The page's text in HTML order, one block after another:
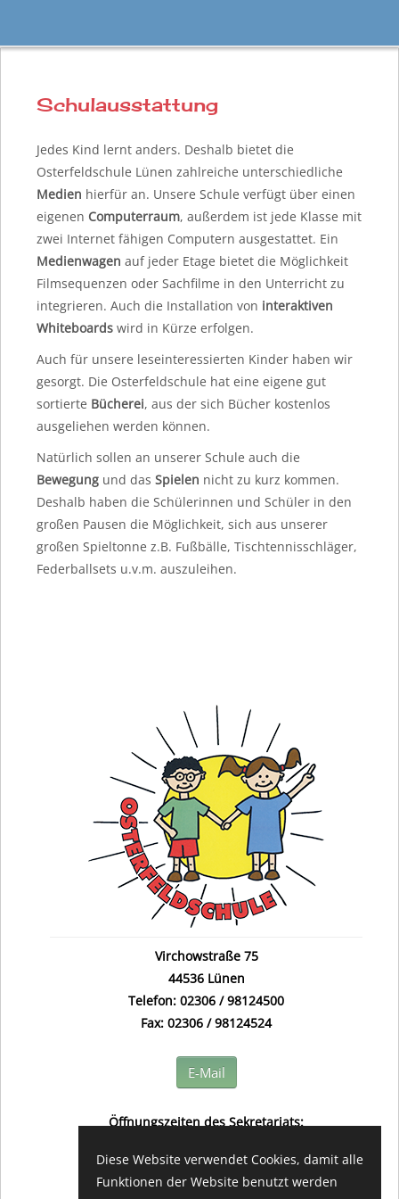
Schulausstattung
Jedes Kind lernt anders. Deshalb bietet die
Osterfeldschule Lünen zahlreiche unterschiedliche
Medien hierfür an. Unsere Schule verfügt über einen
eigenen Computerraum, außerdem ist jede Klasse mit
zwei Internet fähigen Computern ausgestattet. Ein
Medienwagen auf jeder Etage bietet die Möglichkeit
Filmsequenzen oder Sachfilme in den Unterricht zu
integrieren. Auch die Installation von interaktiven
Whiteboards wird in Kürze erfolgen.
Auch für unsere leseinteressierten Kinder haben wir
gesorgt. Die Osterfeldschule hat eine eigene gut
sortierte Bücherei, aus der sich Bücher kostenlos
ausgeliehen werden können.
Natürlich sollen an unserer Schule auch die
Bewegung und das Spielen nicht zu kurz kommen.
Deshalb haben die Schülerinnen und Schüler in den
großen Pausen die Möglichkeit, sich aus unserer
großen Spieltonne z.B. Fußbälle, Tischtennisschläger,
Federballsets u.v.m. auszuleihen.
Virchowstraße 75
44536 Lünen
Telefon: 02306 / 98124500
Fax: 02306 / 98124524
E-Mail
Öffnungszeiten des Sekretariats:
08.00 - 12.00 Uhr
Diese Website verwendet Cookies, damit alle
Funktionen der Website benutzt werden